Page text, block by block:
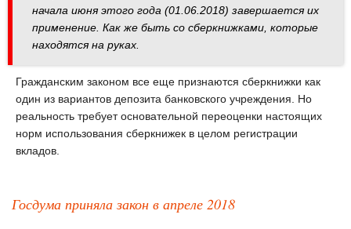
начала июня этого года (01.06.2018) завершается их
применение. Как же быть со сберкнижками, которые
находятся на руках.
Гражданским законом все еще признаются сберкнижки как
один из вариантов депозита банковского учреждения. Но
реальность требует основательной переоценки настоящих
норм использования сберкнижек в целом регистрации
вкладов.
Госдума приняла закон в апреле 2018